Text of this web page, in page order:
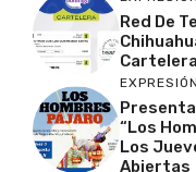
Red De
EXPRESIÓN
“Los
Los
Abiertas